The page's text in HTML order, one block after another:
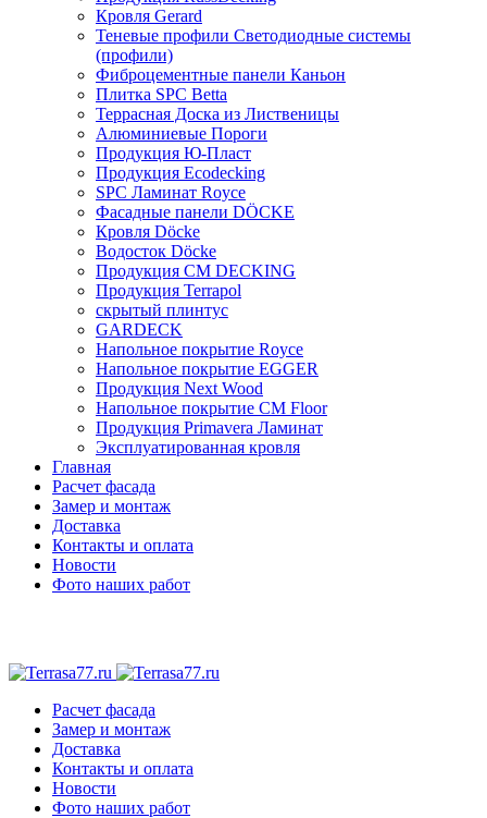
Кровля Gerard
Теневые профили Светодиодные системы
(профили)
Фиброцементные панели Каньон
Плитка SPC Betta
Террасная Доска из Лиственицы
Алюминиевые Пороги
Продукция Ю-Пласт
Продукция Ecodecking
SPC Ламинат Royce
Фасадные панели DÖCKE
Кровля Döcke
Водосток Döcke
Продукция CM DECKING
Продукция Terrapol
скрытый плинтус
GARDECK
Напольное покрытие Royce
Напольное покрытие EGGER
Продукция Next Wood
Напольное покрытие CM Floor
Продукция Primavera Ламинат
Эксплуатированная кровля
Главная
Расчет фасада
Замер и монтаж
Доставка
Контакты и оплата
Новости
Фото наших работ
Расчет фасада
Замер и монтаж
Доставка
Контакты и оплата
Новости
Фото наших работ